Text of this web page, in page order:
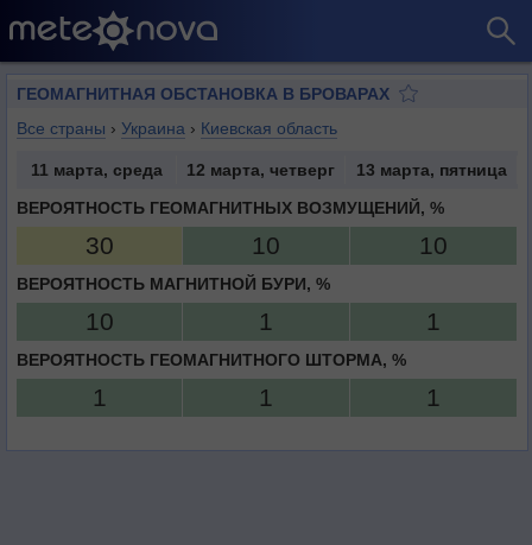
ГЕОМАГНИТНАЯ ОБСТАНОВКА В БРОВАРАХ
Все страны › Украина › Киевская область
11 марта, среда 12 марта, четверг
13 марта, пятница
ВЕРОЯТНОСТЬ ГЕОМАГНИТНЫХ ВОЗМУЩЕНИЙ, %
30 10 10
ВЕРОЯТНОСТЬ МАГНИТНОЙ БУРИ, %
10 1 1
ВЕРОЯТНОСТЬ ГЕОМАГНИТНОГО ШТОРМА, %
1 1 1